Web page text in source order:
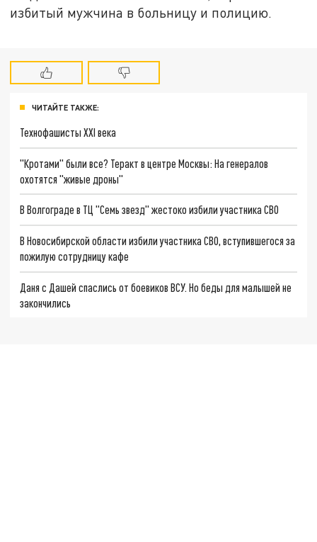
избитый мужчина в больницу и полицию.
ЧИТАЙТЕ ТАКЖЕ:
Технофашисты XXI века
"Кротами" были все? Теракт в центре Москвы: На генералов
охотятся "живые дроны"
В Волгограде в ТЦ "Семь звезд" жестоко избили участника СВО
В Новосибирской области избили участника СВО, вступившегося за
пожилую сотрудницу кафе
Даня с Дашей спаслись от боевиков ВСУ. Но беды для малышей не
закончились